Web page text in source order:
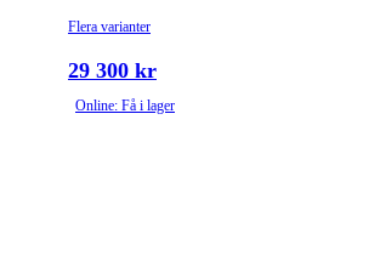
Flera varianter
29 300 kr
Online: Få i lager